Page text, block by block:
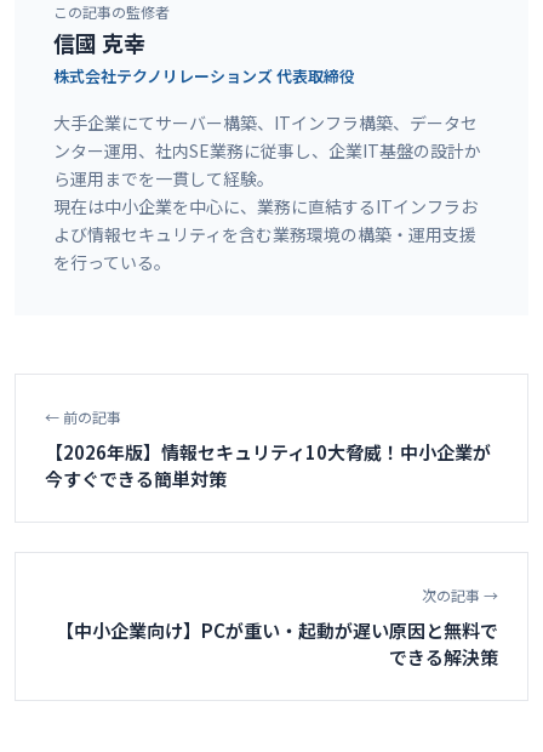
この記事の監修者
信國 克幸
株式会社テクノリレーションズ代表取締役
大手企業にてサーバー構築、ITインフラ構築、データセ
ンター運用、社内SE業務に従事し、企業IT基盤の設計か
ら運用までを一貫して経験。
現在は中小企業を中心に、業務に直結するITインフラお
よび情報セキュリティを含む業務環境の構築・運用支援
を行っている。
← 前の記事
【2026年版】情報セキュリティ10大脅威！中小企業が
今すぐできる簡単対策
次の記事 →
【中小企業向け】PCが重い・起動が遅い原因と無料で
できる解決策